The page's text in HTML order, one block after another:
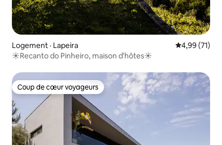
Logement · Lapeira Note
4,99 (71)
☀️Recanto do Pinheiro, maison d'hôtes☀️
Coup de cœur voyageurs
Coup de cœur voyageurs